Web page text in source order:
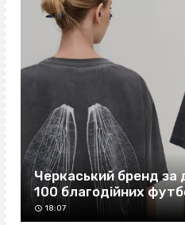
Черкаський бренд за
100 благодійних
18:07